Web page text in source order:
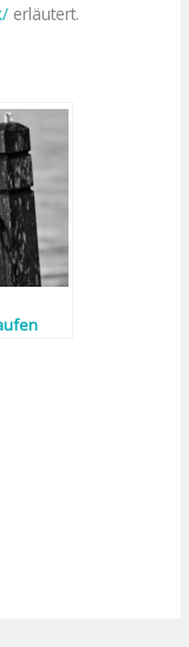
erläutert.